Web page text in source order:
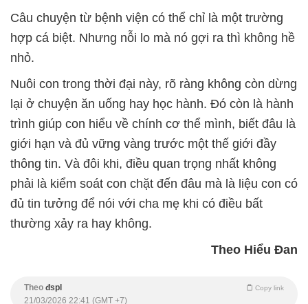
Câu chuyện từ bệnh viện có thể chỉ là một trường
hợp cá biệt. Nhưng nỗi lo mà nó gợi ra thì không hề
nhỏ.
Nuôi con trong thời đại này, rõ ràng không còn dừng
lại ở chuyện ăn uống hay học hành. Đó còn là hành
trình giúp con hiểu về chính cơ thể mình, biết đâu là
giới hạn và đủ vững vàng trước một thế giới đầy
thông tin. Và đôi khi, điều quan trọng nhất không
phải là kiểm soát con chặt đến đâu mà là liệu con có
đủ tin tưởng để nói với cha mẹ khi có điều bất
thường xảy ra hay không.
Theo Hiểu Đan
Theo đspl Copy link
21/03/2026 22:41 (GMT +7)